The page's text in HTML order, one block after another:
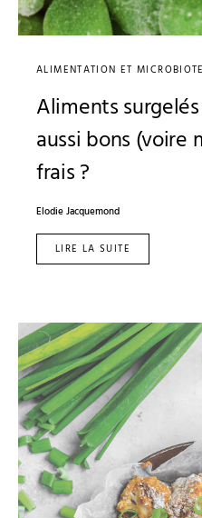
ALIMENTATION ET MICROBIOTE
Aliments
aussi bons (voire
frais ?
Elodie Jacquemond
LIRE LA SUITE